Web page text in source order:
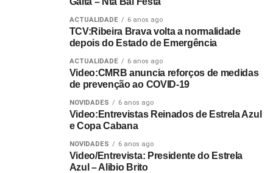
ACTUALIDADE 6 anos ago
TCV:Ribeira Brava volta a normalidade
depois do Estado de Emergência
ACTUALIDADE 6 anos ago
Video:CMRB anuncia reforços de medidas
de prevenção ao COVID-19
NOVIDADES 6 anos ago
Video:Entrevistas Reinados de Estrela Azul
e Copa Cabana
NOVIDADES 6 anos ago
Video/Entrevista: Presidente do Estrela
Azul – Alibio Brito